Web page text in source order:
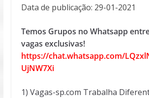
Data de publicação: 29-01-2021
Temos Grupos no Whatsapp
vagas exclusivas!
https://chat.whatsapp.com/
UjNW7Xi
1) Vagas-sp.com Trabalha